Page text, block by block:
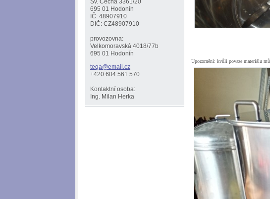
Upozornění: kvůli povaze materiálu
Sv. Čecha 3361/20
695 01 Hodonín
IČ: 48907910
DIČ: CZ48907910
provozovna:
Velkomoravská 4018/77b
695 01 Hodonín
teqa@email.cz
+420 604 561 570
Kontaktní osoba:
Ing. Milan Herka